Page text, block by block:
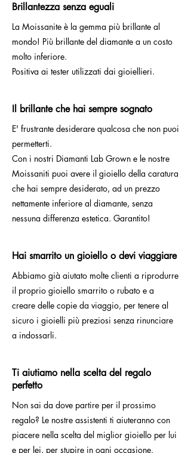
Brillantezza senza eguali
La Moissanite è la gemma più brillante al
mondo! Più brillante del diamante a un costo
molto inferiore.
Positiva ai tester utilizzati dai gioiellieri.
Il brillante che hai sempre sognato
E' frustrante desiderare qualcosa che non puoi
permetterti.
Con i nostri Diamanti Lab Grown e le nostre
Moissaniti puoi avere il gioiello della caratura
che hai sempre desiderato, ad un prezzo
nettamente inferiore al diamante, senza
nessuna differenza estetica. Garantito!
Hai smarrito un gioiello o devi viaggiare
Abbiamo già aiutato molte clienti a riprodurre
il proprio gioiello smarrito o rubato e a
creare delle copie da viaggio, per tenere al
sicuro i gioielli più preziosi senza rinunciare
a indossarli.
Ti aiutiamo nella scelta del regalo
perfetto
Non sai da dove partire per il prossimo
regalo? Le nostre assistenti ti aiuteranno con
piacere nella scelta del miglior gioiello per lui
e per lei, per stupire in ogni occasione.